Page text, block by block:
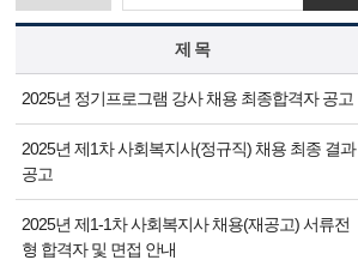
제 목
2025년 정기프로그램 강사 채용 최종합격자 공고
2025년 제1차 사회복지사(정규직) 채용 최종 결과
공고
2025년 제1-1차 사회복지사 채용(재공고) 서류전
형 합격자 및 면접 안내